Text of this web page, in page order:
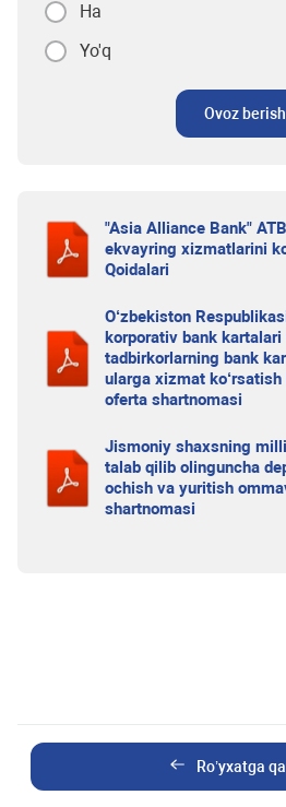
Ha
Yo'q
Ovoz berish
"Asia Alliance Bank"
ekvayring xizmatlarini
Qoidalari
O‘zbekiston
korporativ bank
tadbirkorlarning bank
ularga xizmat
oferta shartnomasi
Jismoniy shaxsning
talab qilib olinguncha
ochish va yuritish
shartnomasi
Ro’yxatga